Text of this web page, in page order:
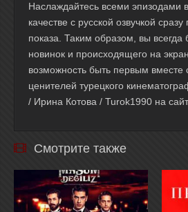
Наслаждайтесь всеми эпизодами
качестве с русской озвучкой
показа. Таким образом, вы всегда
новинок и происходящего на
возможность быть первым
ценителей турецкого
/ Ирина Котова / Turok1990 на
Смотрите также